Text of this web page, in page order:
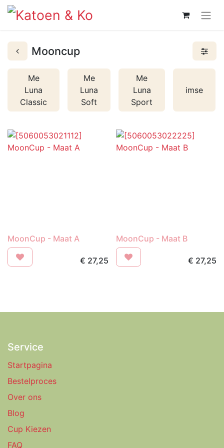
Mooncup
Me
Luna
Classic
Me
Luna
Soft
Me
Luna
Sport
imse
MoonCup - Maat A
€ 27,25
MoonCup - Maat B
€ 27,25
Service
Startpagina
Bestelproces
Over ons
Blog
Cup Kiezen
FAQ